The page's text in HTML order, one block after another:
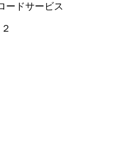
ードサービス